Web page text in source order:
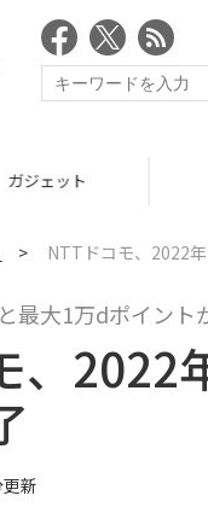
ガジェット
> NTTドコモ、2022
最大1万dポイン
、
新